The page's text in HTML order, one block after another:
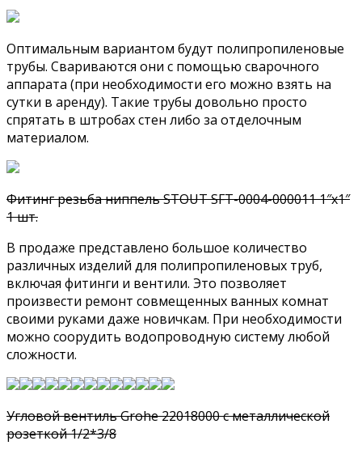
Оптимальным вариантом будут полипропиленовые
трубы. Свариваются они с помощью сварочного
аппарата (при необходимости его можно взять на
сутки в аренду). Такие трубы довольно просто
спрятать в штробах стен либо за отделочным
материалом.
Фитинг резьба ниппель STOUT SFT-0004-000011 1″x1″
1 шт.
В продаже представлено большое количество
различных изделий для полипропиленовых труб,
включая фитинги и вентили. Это позволяет
произвести ремонт совмещенных ванных комнат
своими руками даже новичкам. При необходимости
можно соорудить водопроводную систему любой
сложности.
Угловой вентиль Grohe 22018000 с металлической
розеткой 1/2*3/8